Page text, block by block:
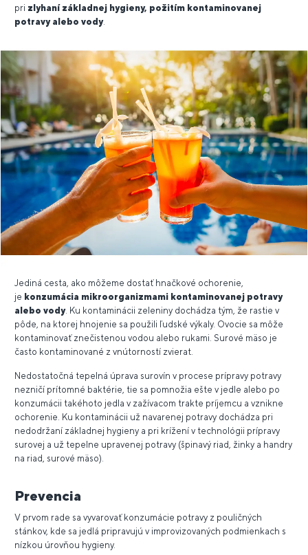
pri zlyhaní základnej hygieny, požitím kontaminovanej
potravy alebo vody.
Jediná cesta, ako môžeme dostať hnačkové ochorenie,
je konzumácia mikroorganizmami kontaminovanej potravy
alebo vody. Ku kontaminácii zeleniny dochádza tým, že rastie v
pôde, na ktorej hnojenie sa použili ľudské výkaly. Ovocie sa môže
kontaminovať znečistenou vodou alebo rukami. Surové mäso je
často kontaminované z vnútorností zvierat.
Nedostatočná tepelná úprava surovín v procese prípravy potravy
nezničí prítomné baktérie, tie sa pomnožia ešte v jedle alebo po
konzumácii takéhoto jedla v zažívacom trakte príjemcu a vznikne
ochorenie. Ku kontaminácii už navarenej potravy dochádza pri
nedodržaní základnej hygieny a pri krížení v technológii prípravy
surovej a už tepelne upravenej potravy (špinavý riad, žinky a handry
na riad, surové mäso).
Prevencia
V prvom rade sa vyvarovať konzumácie potravy z pouličných
stánkov, kde sa jedlá pripravujú v improvizovaných podmienkach s
nízkou úrovňou hygieny.